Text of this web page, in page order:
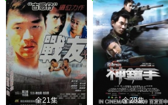
全21集 全28集